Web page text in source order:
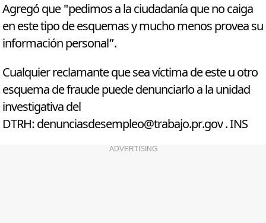
Agregó que "pedimos a la ciudadanía que no caiga
en este tipo de esquemas y mucho menos provea su
información personal”.
Cualquier reclamante que sea víctima de este u otro
esquema de fraude puede denunciarlo a la unidad
investigativa del
DTRH:denunciasdesempleo@trabajo.pr.gov. INS
ADVERTISING